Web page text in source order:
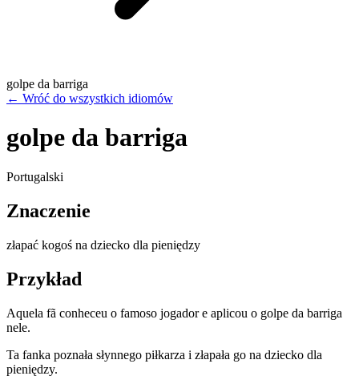
golpe da barriga
← Wróć do wszystkich idiomów
golpe da barriga
Portugalski
Znaczenie
złapać kogoś na dziecko dla pieniędzy
Przykład
Aquela fã conheceu o famoso jogador e aplicou o golpe da barriga
nele.
Ta fanka poznała słynnego piłkarza i złapała go na dziecko dla
pieniędzy.